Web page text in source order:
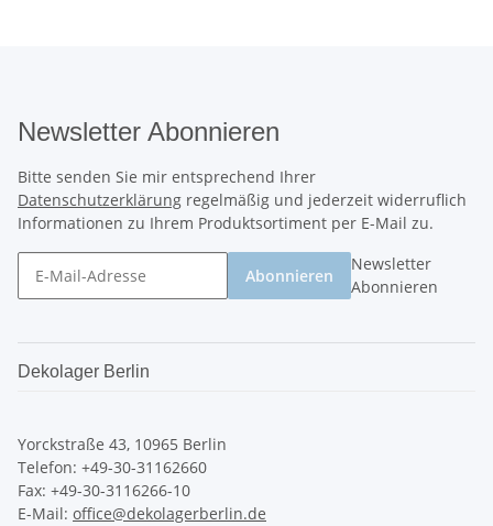
Newsletter Abonnieren
Bitte senden Sie mir entsprechend Ihrer
Datenschutzerklärung regelmäßig und jederzeit widerruflich
Informationen zu Ihrem Produktsortiment per E-Mail zu.
Abonnieren
Newsletter
Abonnieren
Dekolager Berlin
Yorckstraße 43, 10965 Berlin
Telefon: +49-30-31162660
Fax: +49-30-3116266-10
E-Mail: office@dekolagerberlin.de